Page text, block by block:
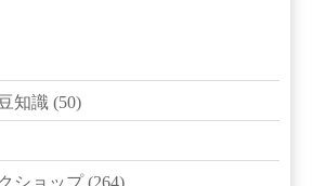
知識 (50)
ショップ(264)